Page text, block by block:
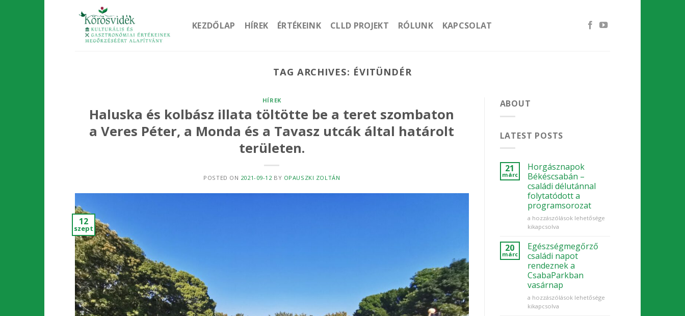
KEZDŐLAP HÍREK ÉRTÉKEINK CLLD PROJEKT RÓLUNK KAPCSOLAT
TAG ARCHIVES: ÉVITÜNDÉR
HÍREK
Haluska és kolbász illata töltötte be a teret szombaton
a Veres Péter, a Monda és a Tavasz utcák által határolt
területen.
POSTED ON 2021-09-12 BY OPAUSZKI ZOLTÁN
12
szept
ABOUT
LATEST POSTS
21
márc
Horgásznapok
Békéscsabán –
családi délutánnal
folytatódott a
programsorozat
Horgásznapok
Békéscsabán
családi
délutánnal
folytatódott
a
programsorozat
bejegyzéshez
a hozzászólások lehetősége
kikapcsolva
20
márc
Egészségmegőrző
családi napot
rendeznek a
CsabaParkban
vasárnap
Egészségmegőrző
családi
a hozzászólások lehetősége
kikapcsolva